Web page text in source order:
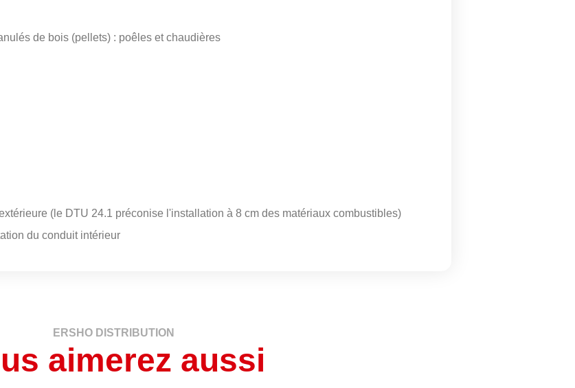
de bois (pellets) : poêles et chaudières
(le DTU 24.1 préconise l'installation à 8 cm des matériaux combustibles)
du conduit intérieur
ERSHO DISTRIBUTION
aimerez aussi